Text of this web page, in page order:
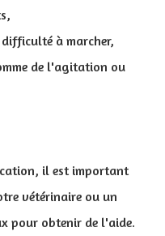
à marcher,
de l'agitation ou
il est important
vétérinaire ou un
pour obtenir de l'aide.